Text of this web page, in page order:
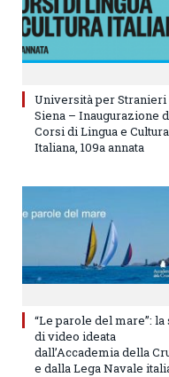
Università per Stranieri
Siena – Inaugurazione
Corsi di Lingua e Cultura
Italiana, 109a annata
“Le parole del mare”: la
di video ideata
dall’Accademia della
e dalla Lega Navale